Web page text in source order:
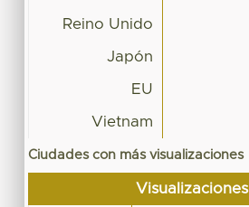
Reino Unido
Japón
EU
Vietnam
Ciudades con más visualizaciones
Visualizaciones